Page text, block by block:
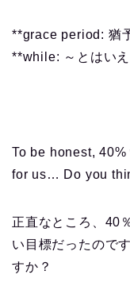
**grace period: 猶
**while: ～とはい
To be honest,
for us… Do you
正直なところ、40
い目標だったので
すか？